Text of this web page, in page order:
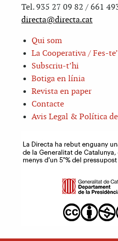
Tel. 935 27 09 82 / 661
directa@directa.cat
Qui som
La Cooperativa / Fes-
Subscriu-t’hi
Botiga en línia
Revista en paper
Contacte
Avis Legal & Política